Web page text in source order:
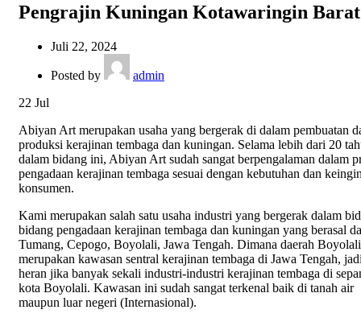
Pengrajin Kuningan Kotawaringin Barat
Juli 22, 2024
Posted by
admin
22 Jul
Abiyan Art merupakan usaha yang bergerak di dalam pembuatan
produksi kerajinan tembaga dan kuningan. Selama lebih dari 20
dalam bidang ini, Abiyan Art sudah sangat berpengalaman dalam
pengadaan kerajinan tembaga sesuai dengan kebutuhan dan
konsumen.
Kami merupakan salah satu usaha industri yang bergerak dalam
bidang pengadaan kerajinan tembaga dan kuningan yang berasal
Tumang, Cepogo, Boyolali, Jawa Tengah. Dimana daerah Boyolali
merupakan kawasan sentral kerajinan tembaga di Jawa Tengah,
heran jika banyak sekali industri-industri kerajinan tembaga di
kota Boyolali. Kawasan ini sudah sangat terkenal baik di tanah air
maupun luar negeri (Internasional).